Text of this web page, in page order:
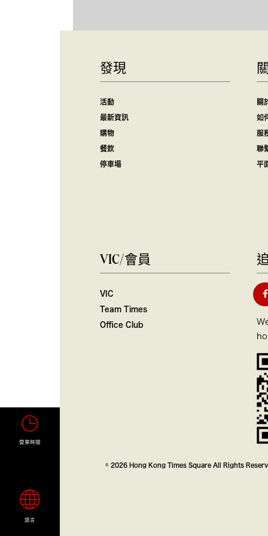
營業時間
語言
發現
活動
最新資訊
購物
餐飲
停車場
VIC/會員
VIC
Team Times
Office Club
關
如
服
聯
平
© 2026 Hong Kong Times Square All Rights